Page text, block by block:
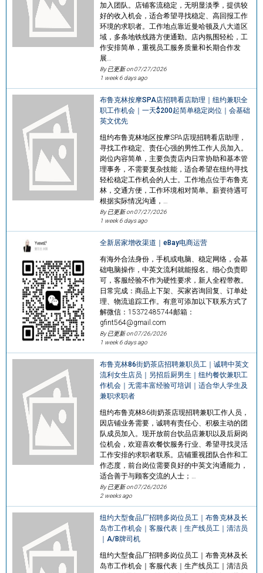
加入团队。店铺客流稳定，无明显淡季，提供较
好的收入机会，适合希望寻找稳定、高回报工作
环境的求职者。工作地点靠近曼哈顿及八大道区
域，多条地铁线路方便通勤。店内氛围轻松，工
作安排简单，重视员工服务质量和长期合作发
展…
By 已更新 on07/27/2026
1 week 6 days ago
布鲁克林按摩SPA店招聘看店助理｜纽约兼职全
职工作机会｜一天$200起简单稳定岗位｜会基础
英文优先
纽约布鲁克林地区按摩SPA店现招聘看店助理，
寻找工作稳定、责任心强的男性工作人员加入。
岗位内容简单，主要负责店内日常协助和基本管
理事务，不需要复杂技能，适合希望在纽约寻找
轻松稳定工作机会的人士。工作地点位于布鲁克
林，交通方便，工作环境相对简单。薪资待遇可
根据实际情况沟通，…
By 已更新 on07/27/2026
1 week 6 days ago
全新居家增收渠道｜eBay电商运营
有海外合法身份，手机或电脑、稳定网络，会基
础电脑操作，中英文流利就能报名。细心负责即
可，客服经验不作为硬性要求，新人全程带教。
日常完成：商品上下架、买家咨询回复、订单处
理、物流追踪工作。有意可添加以下联系方式了
解微信：15372485744邮箱：
gfint564@gmail.com
By 已更新 on07/26/2026
1 week 6 days ago
布鲁克林86街奶茶店招聘兼职员工｜诚聘中英文
流利女生店员｜另招后厨男生｜纽约餐饮兼职工
作机会｜无需丰富经验可培训｜适合华人学生及
兼职求职者
纽约布鲁克林86街奶茶店现招聘兼职工作人员，
因店铺业务需要，诚聘有责任心、积极主动的团
队成员加入。现开放前台饮品店兼职以及后厨岗
位机会，欢迎喜欢餐饮服务行业、希望寻找灵活
工作安排的求职者联系。店铺重视团队合作和工
作态度，前台岗位需要良好的中英文沟通能力，
适合善于与顾客交流的人士；…
By 已更新 on07/26/2026
2 weeks ago
纽约大型食品厂招聘多岗位员工｜布鲁克林及长
岛市工作机会｜客服代表｜生产线员工｜清洁员
｜A/B牌司机
纽约大型食品厂招聘多岗位员工｜布鲁克林及长
岛市工作机会｜客服代表｜生产线员工｜清洁员